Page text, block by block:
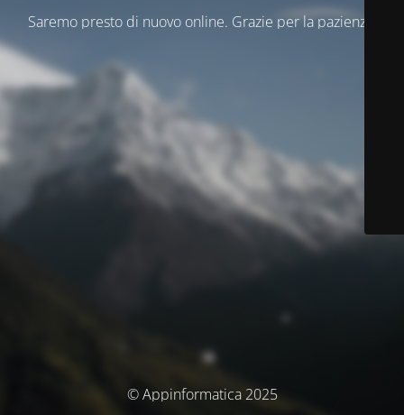
Saremo presto di nuovo online. Grazie per la pazienza.
© Appinformatica 2025